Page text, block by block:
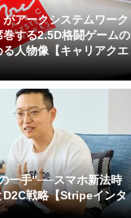
がアークシステムワーク
する2.5D格闘ゲームの
人物像【キャリアクエ
一手”──スマホ新法時
D2C戦略【Stripeインタ